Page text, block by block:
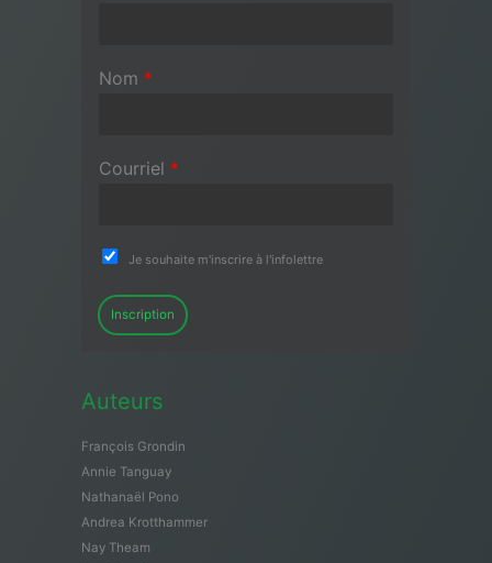
Nom *
Courriel *
Je souhaite m'inscrire à l'infolettre
Inscription
Auteurs
François Grondin
Annie Tanguay
Nathanaël Pono
Andrea Krotthammer
Nay Theam